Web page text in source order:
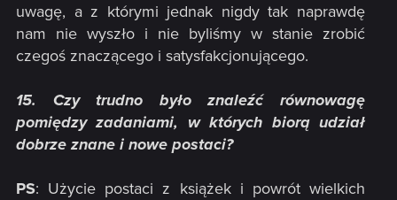
uwagę, a z którymi jednak nigdy tak naprawdę
nam nie wyszło i nie byliśmy w stanie zrobić
czegoś znaczącego i satysfakcjonującego.
15. Czy trudno było znaleźć równowagę
pomiędzy zadaniami, w których biorą udział
dobrze znane i nowe postaci?
PS: Użycie postaci z książek i powrót wielkich